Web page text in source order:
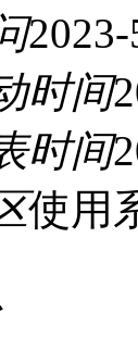
时间
时间
使用